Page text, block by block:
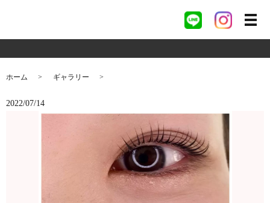
ホーム ギャラリー
2022/07/14